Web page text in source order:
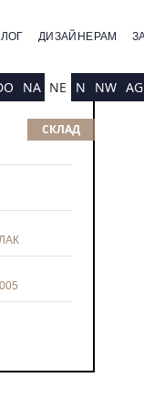
ДИЗАЙНЕРАМ
NA NE N NW AG
СКЛАД